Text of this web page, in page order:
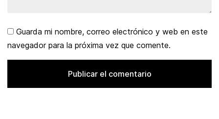
Guarda mi nombre, correo electrónico y web en este
navegador para la próxima vez que comente.